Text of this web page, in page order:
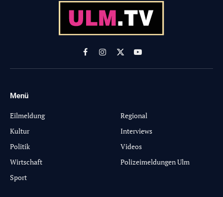
FacebookInstagram
X
(Twitter)
YouTube
Menü
Eilmeldung
Kultur
Politik
Wirtschaft
Sport
Regional
Interviews
Videos
Polizeimeldungen Ulm